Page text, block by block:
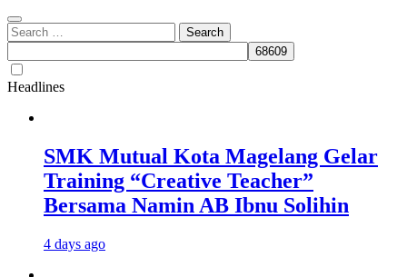
Search
for:
Headlines
SMK Mutual Kota Magelang Gelar
Training “Creative Teacher”
Bersama Namin AB Ibnu Solihin
4 days ago